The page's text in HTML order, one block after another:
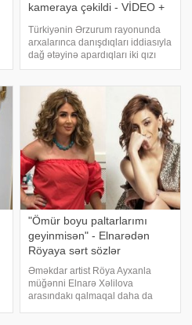
kameraya çəkildi - VİDEO +
Türkiyənin Ərzurum rayonunda
arxalarınca danışdıqları iddiasıyla
dağ ətəyinə apardıqları iki qızı
dəqiqələrlə döyüb başlarını yerə
soyundurub təcavüz edən 4
şübhəlinin həmin kadrları yayılıb
"Ömür boyu paltarlarımı
geyinmisən" - Elnarədən
Röyaya sərt sözlər
Əməkdar artist Röya Ayxanla
müğənni Elnarə Xəlilova
arasındakı qalmaqal daha da